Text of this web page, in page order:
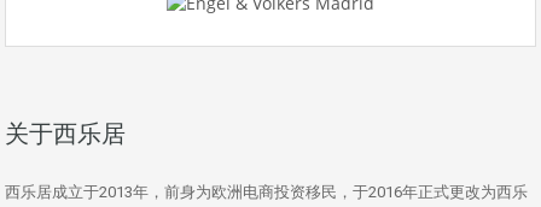
关于西乐居
西乐居成立于2013年，前身为欧洲电商投资移民，于2016年正式更改为西乐